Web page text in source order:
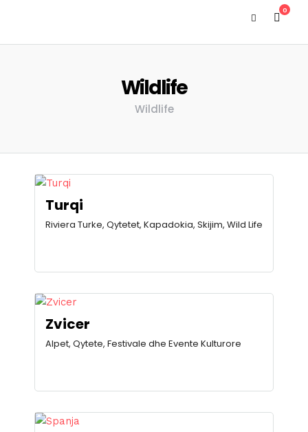
0
Wildlife
Wildlife
Turqi
Riviera Turke, Qytetet, Kapadokia, Skijim, Wild Life
Zvicer
Alpet, Qytete, Festivale dhe Evente Kulturore